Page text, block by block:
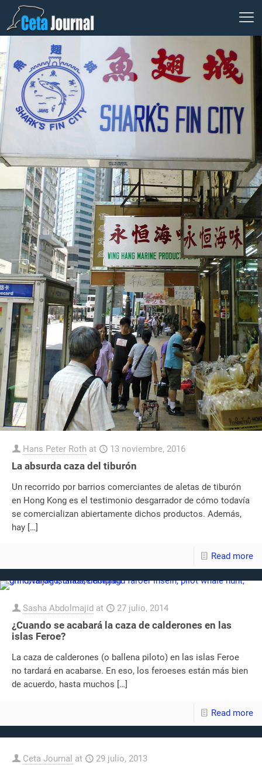
Hans Peter Roth at 13 noviembre, 2016
La absurda caza del tiburón
Un recorrido por barrios comerciantes de aletas de tiburón
en Hong Kong es el testimonio desgarrador de cómo todavía
se comercializan abiertamente dichos productos. Además,
hay […]
Read more
Sasha Abdolmajid at 27 julio, 2014
¿Cuando se acabará la caza de calderones en las
islas Feroe?
La caza de calderones (o ballena piloto) en las islas Feroe
no tardará en acabarse. En eso, los feroeses están más bien
de acuerdo, hasta muchos […]
Read more
Ceta Journal at 29 julio, 2013